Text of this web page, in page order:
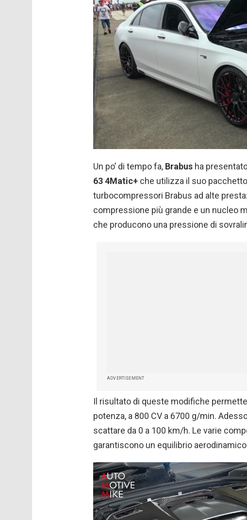
Un po’ di tempo fa, Brabus ha
63 4Matic+ che utilizza il suo pacchetto
turbocompressori Brabus ad alte
compressione più grande e un nucleo
che producono una pressione di
ADVERTISEMENT
Il risultato di queste modifiche
potenza, a 800 CV a 6700 g/min.
scattare da 0 a 100 km/h. Le varie
garantiscono un equilibrio